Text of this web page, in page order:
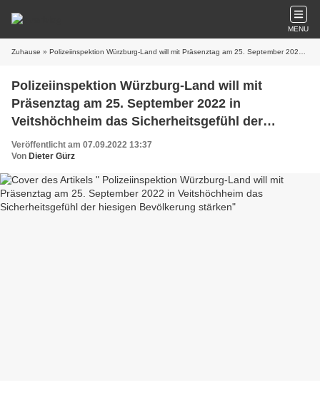
MENU
Zuhause » Polizeiinspektion Würzburg-Land will mit Präsenztag am 25. September 2022 in Veitshöchheim das Sicherheitsgefühl der hiesigen Bevölkerung stärken
Polizeiinspektion Würzburg-Land will mit
Präsenztag am 25. September 2022 in
Veitshöchheim das Sicherheitsgefühl der
hiesigen Bevölkerung stärken
Veröffentlicht am 07.09.2022 13:37
Von Dieter Gürz